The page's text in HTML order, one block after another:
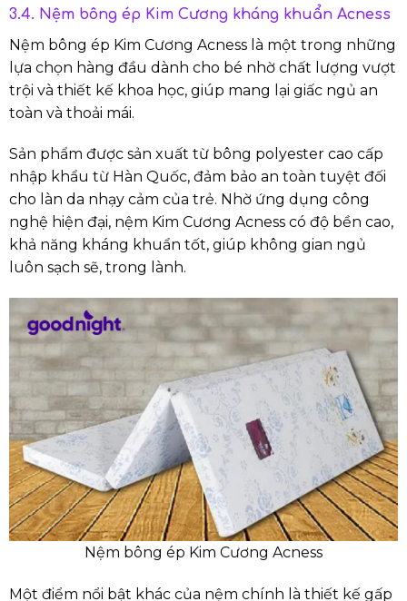
3.4. Nệm bông ép Kim Cương kháng khuẩn Acness
Nệm bông ép Kim Cương Acness là một trong những
lựa chọn hàng đầu dành cho bé nhờ chất lượng vượt
trội và thiết kế khoa học, giúp mang lại giấc ngủ an
toàn và thoải mái.
Sản phẩm được sản xuất từ bông polyester cao cấp
nhập khẩu từ Hàn Quốc, đảm bảo an toàn tuyệt đối
cho làn da nhạy cảm của trẻ. Nhờ ứng dụng công
nghệ hiện đại, nệm Kim Cương Acness có độ bền cao,
khả năng kháng khuẩn tốt, giúp không gian ngủ
luôn sạch sẽ, trong lành.
Nệm bông ép Kim Cương Acness
Một điểm nổi bật khác của nệm chính là thiết kế gấp